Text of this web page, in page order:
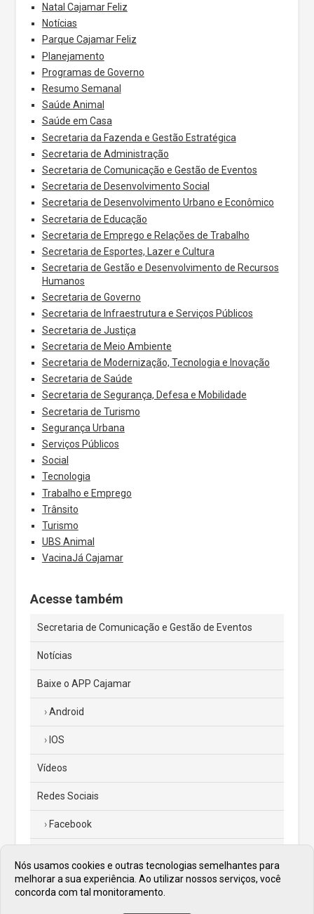
Natal Cajamar Feliz
Notícias
Parque Cajamar Feliz
Planejamento
Programas de Governo
Resumo Semanal
Saúde Animal
Saúde em Casa
Secretaria da Fazenda e Gestão Estratégica
Secretaria de Administração
Secretaria de Comunicação e Gestão de Eventos
Secretaria de Desenvolvimento Social
Secretaria de Desenvolvimento Urbano e Econômico
Secretaria de Educação
Secretaria de Emprego e Relações de Trabalho
Secretaria de Esportes, Lazer e Cultura
Secretaria de Gestão e Desenvolvimento de Recursos
Humanos
Secretaria de Governo
Secretaria de Infraestrutura e Serviços Públicos
Secretaria de Justiça
Secretaria de Meio Ambiente
Secretaria de Modernização, Tecnologia e Inovação
Secretaria de Saúde
Secretaria de Segurança, Defesa e Mobilidade
Secretaria de Turismo
Segurança Urbana
Serviços Públicos
Social
Tecnologia
Trabalho e Emprego
Trânsito
Turismo
UBS Animal
VacinaJá Cajamar
Acesse também
Secretaria de Comunicação e Gestão de Eventos
Notícias
Baixe o APP Cajamar
Android
IOS
Vídeos
Redes Sociais
Facebook
Twitter
Nós usamos cookies e outras tecnologias semelhantes para
melhorar a sua experiência. Ao utilizar nossos serviços, você
concorda com tal monitoramento.